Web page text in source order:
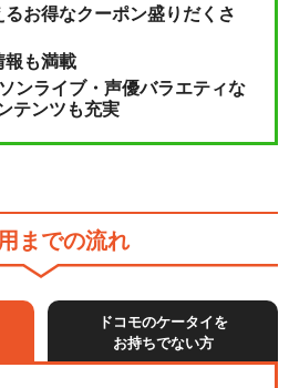
お得なクーポン盛りだくさ
報も満載
ンライブ・声優バラエティな
テンツも充実
までの流れ
ドコモのケータイを
お持ちでない方